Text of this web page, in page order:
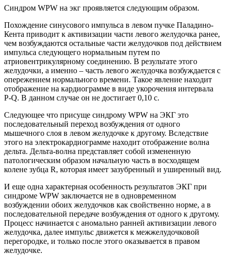
Синдром WPW на экг проявляется следующим образом.
Похождение синусового импульса в левом пучке Паладино-
Кента приводит к активизации части левого желудочка ранее,
чем возбуждаются остальные части желудочков под действием
импульса следующего нормальным путем по
атриовентрикулярному соединению. В результате этого
желудочки, а именно – часть левого желудочка возбуждается с
опережением нормального времени. Такое явление находит
отображение на кардиограмме в виде укорочения интервала
Р-Q. В данном случае он не достигает 0,10 с.
Следующее что присуще синдрому WPW на ЭКГ это
последовательный переход возбуждения от одного
мышечного слоя в левом желудочке к другому. Вследствие
этого на электрокардиограмме находит отображение волна
дельта. Дельта-волна представляет собой измененную
патологическим образом начальную часть в восходящем
колене зубца R, которая имеет зазубренный и уширенный вид.
И еще одна характерная особенность результатов ЭКГ при
синдроме WPW заключается не в одновременном
возбуждении обоих желудочков как свойственно норме, а в
последовательной передаче возбуждения от одного к другому.
Процесс начинается с аномально ранней активизации левого
желудочка, далее импульс движется к межжелудочковой
перегородке, и только после этого оказывается в правом
желудочке.